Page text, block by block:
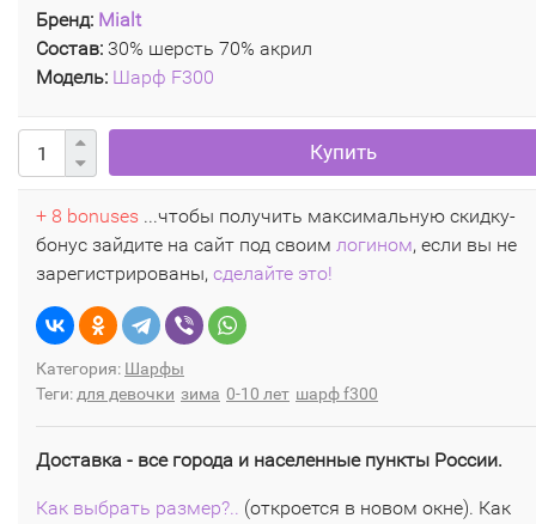
Бренд: Mialt
Состав: 30% шерсть 70% акрил
Модель: Шарф F300
Купить
+ 8 bonuses ...чтобы получить максимальную скидку-
бонус зайдите на сайт под своим логином, если вы не
зарегистрированы, сделайте это!
Категория: Шарфы
Теги:для девочки зима 0-10 лет шарф f300
Доставка - все города и населенные пункты России.
Как выбрать размер?.. (откроется в новом окне). Как